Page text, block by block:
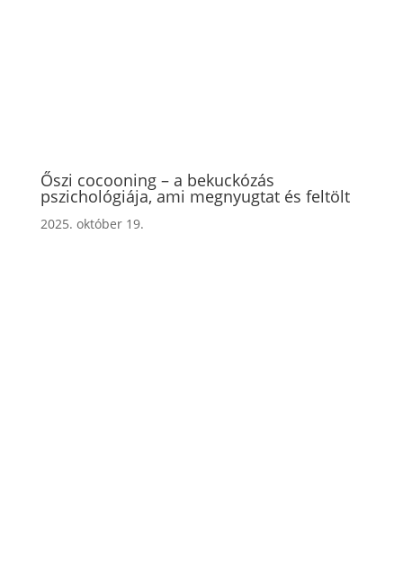
Őszi cocooning – a bekuckózás
pszichológiája, ami megnyugtat és feltölt
2025. október 19.